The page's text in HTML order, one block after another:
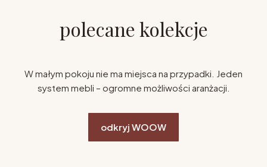
polecane kolekcje
W małym pokoju nie ma miejsca na przypadki. Jeden
system mebli – ogromne możliwości aranżacji.
odkryj WOOW